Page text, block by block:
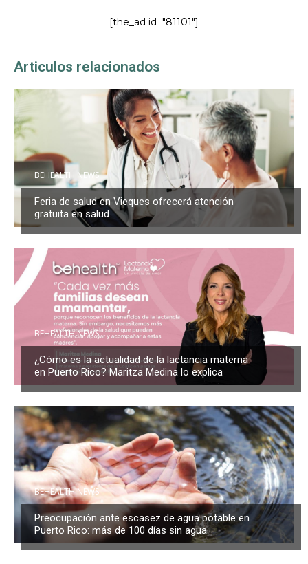
[the_ad id="81101"]
Articulos relacionados
BEHEALTH NEWS
Feria de salud en Vieques ofrecerá atención
gratuita en salud
BEHEALTH NEWS
¿Cómo es la actualidad de la lactancia materna
en Puerto Rico? Maritza Medina lo explica
BEHEALTH NEWS
Preocupación ante escasez de agua potable en
Puerto Rico: más de 100 días sin agua